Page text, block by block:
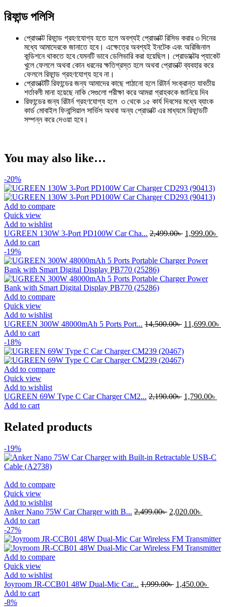
রিফান্ড পলিসি
প্রোডাক্ট রিফান্ড গ্রহণযোগ্য হতে হলে অবশ্যই প্রোডাক্ট রিসিভ করার ৩ দিনের
মধ্যে আমাদেরকে জানাতে হবে। এক্ষেত্রে অবশ্যই ইনটেক এবং অরিজিনাল
কন্ডিশনে থাকতে হবে যেমনটি ভাবে ডেলিভারি করা হয়েছিল। প্রোডাক্টের প্যাকেট
খুলে ফেললে অথবা কোন ধরনের ক্ষতিগ্রস্ত হলে অথবা প্রোডাক্ট ব্যবহার করে
ফেললে রিফান্ড গ্রহণযোগ্য হবে না।
প্রোডাক্টটি রিফান্ডের জন্য আমাদের কাছে পাঠানো হলে রিটার্ন সংক্রান্ত যাবতীয়
শর্তাবলী মানা হয়েছে নাকি সেগুলো পরীক্ষা করে আমরা গ্রাহককে জানিয়ে দিব
রিফান্ডের জন্য রিটার্ন গ্রহণযোগ্য হলে ৩ থেকে ১৫ কার্য দিবসের মধ্যে ব্যাংক
কার্ড মোবাইল ফিনান্সিয়াল সার্ভিস অথবা অন্য প্রোডাক্ট এর মাধ্যমে রিফান্ডটি
সম্পন্ন করে দেওয়া হবে।
You may also like…
-20%
Add to compare
Quick view
Add to wishlist
UGREEN 130W 3-Port PD100W Car Cha... 2,499.00৳ 1,999.00৳
Add to cart
-19%
Add to compare
Quick view
Add to wishlist
UGREEN 300W 48000mAh 5 Ports Port... 14,500.00৳ 11,699.00৳
Add to cart
-18%
Add to compare
Quick view
Add to wishlist
UGREEN 69W Type C Car Charger CM2... 2,190.00৳ 1,790.00৳
Add to cart
Related products
-19%
Add to compare
Quick view
Add to wishlist
Anker Nano 75W Car Charger with B... 2,499.00৳ 2,020.00৳
Add to cart
-27%
Add to compare
Quick view
Add to wishlist
Joyroom JR-CCB01 48W Dual-Mic Car... 1,999.00৳ 1,450.00৳
Add to cart
-8%